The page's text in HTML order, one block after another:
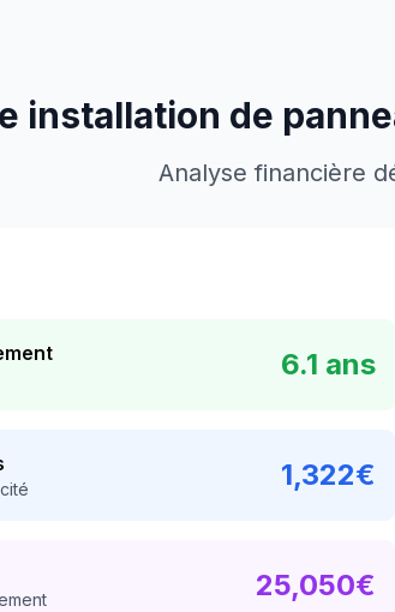
installation de
Analyse financière
6.1 ans
1,322€
25,050€